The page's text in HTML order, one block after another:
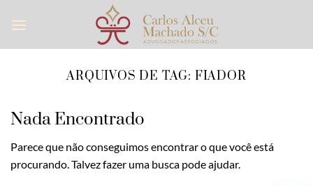
ARQUIVOS DE TAG: FIADOR
Nada Encontrado
Parece que não conseguimos encontrar o que você está
procurando. Talvez fazer uma busca pode ajudar.